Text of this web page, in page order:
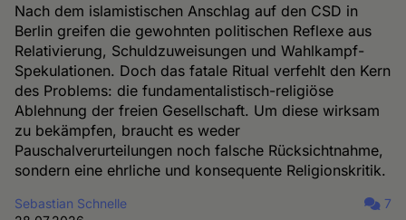
Nach dem islamistischen Anschlag auf den CSD in
Berlin greifen die gewohnten politischen Reflexe aus
Relativierung, Schuldzuweisungen und Wahlkampf-
Spekulationen. Doch das fatale Ritual verfehlt den Kern
des Problems: die fundamentalistisch-religiöse
Ablehnung der freien Gesellschaft. Um diese wirksam
zu bekämpfen, braucht es weder
Pauschalverurteilungen noch falsche Rücksichtnahme,
sondern eine ehrliche und konsequente Religionskritik.
Sebastian Schnelle
7